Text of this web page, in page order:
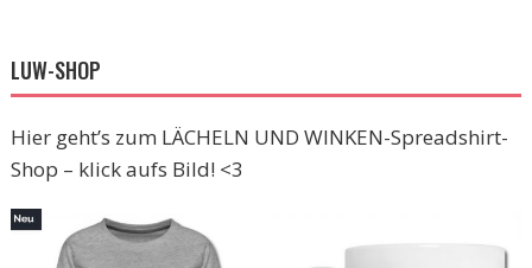
LUW-SHOP
Hier geht’s zum LÄCHELN UND WINKEN-Spreadshirt-
Shop – klick aufs Bild! <3